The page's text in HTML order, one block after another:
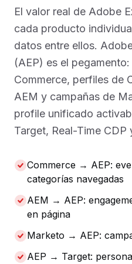
El valor real de Adobe
cada producto
datos entre ellos.
(AEP) es el
Commerce, perfiles de
AEM y campañas de
profile unificado
Target, Real-Time CDP
Commerce → AEP:
categorías navegadas
AEM → AEP:
en página
Marketo → AEP:
AEP → Target: